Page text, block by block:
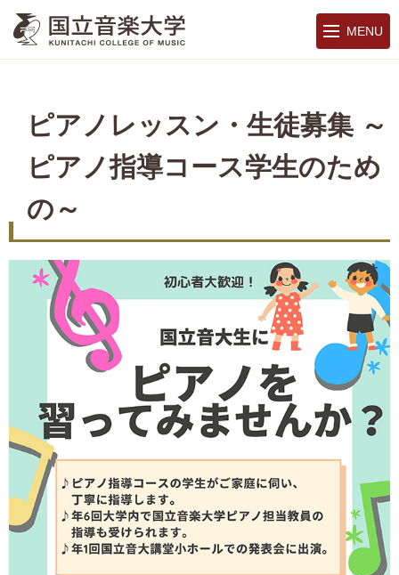
MENU
ピアノレッスン・生徒募集 ～
ピアノ指導コース学生のため
の～